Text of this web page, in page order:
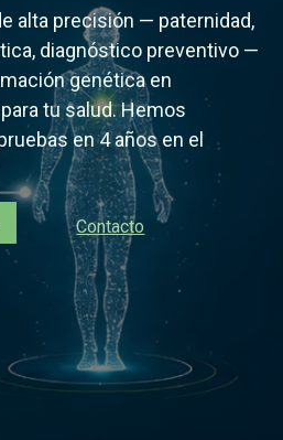
alta precisión — paternidad,
diagnóstico preventivo —
genética en
tu salud. Hemos
en 4 años en el
Contacto